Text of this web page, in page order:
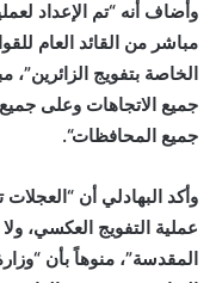
وأضاف أنه “تم الإعداد
مباشر من القائد العام
الخاصة بتفويج
جميع الاتجاهات وعلى
جميع المحافظات“.
وأكد البهادلي أن
عملية التفويج العكسي،
المقدسة”، منوهاً بأن